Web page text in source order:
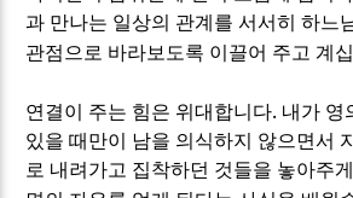
과 만나는 일상의 관계를 서서히 하느
관점으로 바라보도록 이끌어 주고 계
연결이 주는 힘은 위대합니다. 내가 영
있을 때만이 남을 의식하지 않으면서
로 내려가고 집착하던 것들을 놓아주